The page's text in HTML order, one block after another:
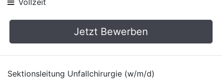
Vollzeit
Jetzt Bewerben
Sektionsleitung Unfallchirurgie (w/m/d)